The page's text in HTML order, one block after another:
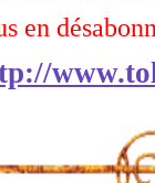
en